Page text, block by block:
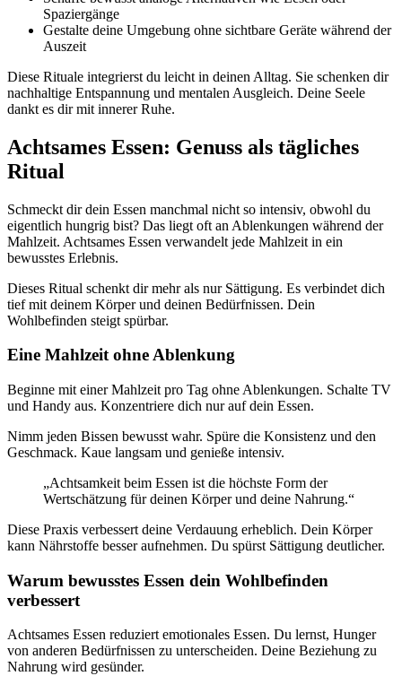
Spaziergänge
Gestalte deine Umgebung ohne sichtbare Geräte während der
Auszeit
Diese Rituale integrierst du leicht in deinen Alltag. Sie schenken dir
nachhaltige Entspannung und mentalen Ausgleich. Deine Seele
dankt es dir mit innerer Ruhe.
Achtsames Essen: Genuss als tägliches
Ritual
Schmeckt dir dein Essen manchmal nicht so intensiv, obwohl du
eigentlich hungrig bist? Das liegt oft an Ablenkungen während der
Mahlzeit. Achtsames Essen verwandelt jede Mahlzeit in ein
bewusstes Erlebnis.
Dieses Ritual schenkt dir mehr als nur Sättigung. Es verbindet dich
tief mit deinem Körper und deinen Bedürfnissen. Dein
Wohlbefinden steigt spürbar.
Eine Mahlzeit ohne Ablenkung
Beginne mit einer Mahlzeit pro Tag ohne Ablenkungen. Schalte TV
und Handy aus. Konzentriere dich nur auf dein Essen.
Nimm jeden Bissen bewusst wahr. Spüre die Konsistenz und den
Geschmack. Kaue langsam und genieße intensiv.
„Achtsamkeit beim Essen ist die höchste Form der
Wertschätzung für deinen Körper und deine Nahrung.“
Diese Praxis verbessert deine Verdauung erheblich. Dein Körper
kann Nährstoffe besser aufnehmen. Du spürst Sättigung deutlicher.
Warum bewusstes Essen dein Wohlbefinden
verbessert
Achtsames Essen reduziert emotionales Essen. Du lernst, Hunger
von anderen Bedürfnissen zu unterscheiden. Deine Beziehung zu
Nahrung wird gesünder.